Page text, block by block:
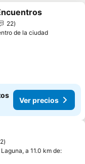
favoritos
22
de la ciudad
Ver precios
favoritos
a 11.0 km de: